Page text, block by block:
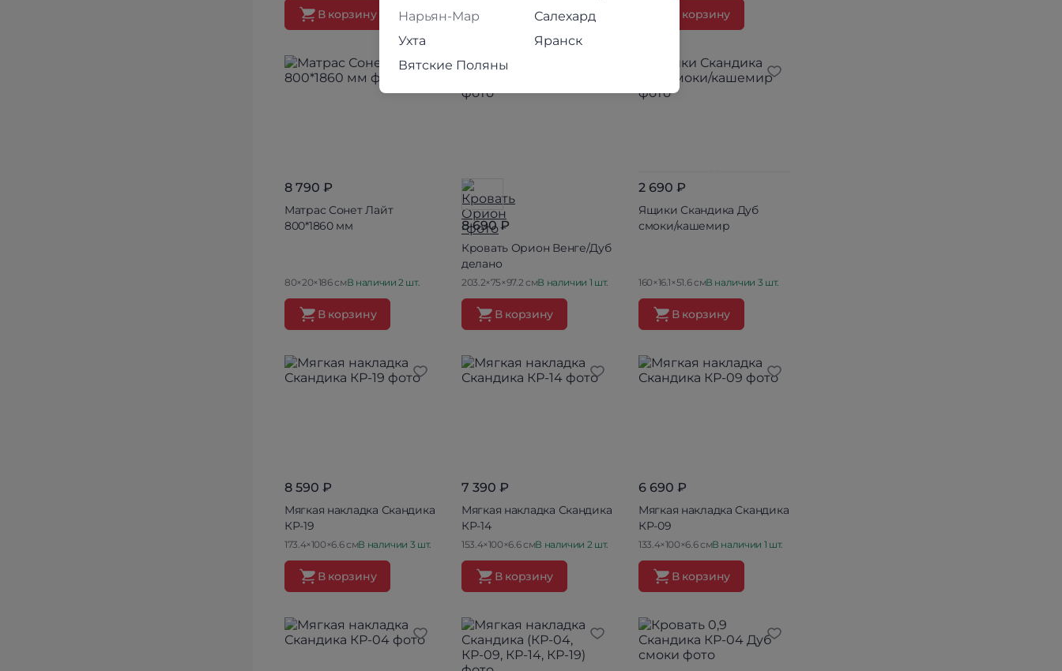
В корзину В корзину В корзину
8 790 ₽
Матрас Сонет Лайт
800*1860 мм
80×20×186 смВ наличии 2 шт.
В корзину
8 690 ₽
Кровать Орион Венге/Дуб
делано
203.2×75×97.2 смВ наличии 1 шт.
В корзину
2 690 ₽
Ящики Скандика Дуб
смоки/кашемир
160×16.1×51.6 смВ наличии 3 шт.
В корзину
8 590 ₽
Мягкая накладка Скандика
КР-19
173.4×100×6.6 смВ наличии 3 шт.
В корзину
7 390 ₽
Мягкая накладка Скандика
КР-14
153.4×100×6.6 смВ наличии 2 шт.
В корзину
6 690 ₽
Мягкая накладка Скандика
КР-09
133.4×100×6.6 смВ наличии 1 шт.
В корзину
Нарьян-Мар
Салехард
Ухта
Яранск
Вятские Поляны